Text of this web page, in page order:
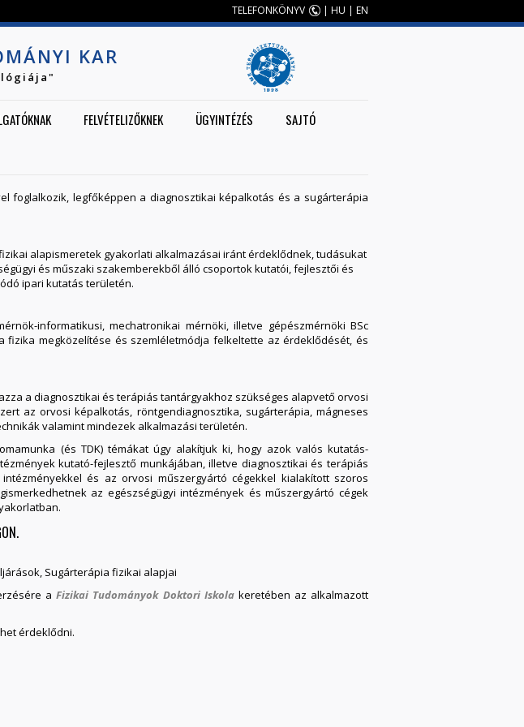
TELEFONKÖNYV | HU | EN
KAR
FELVÉTELIZŐKNEK ÜGYINTÉZÉS SAJTÓ
foglalkozik, legfőképpen a diagnosztikai képalkotás és a sugárterápia
alapismeretek gyakorlati alkalmazásai iránt érdeklődnek, tudásukat
és műszaki szakemberekből álló csoportok kutatói, fejlesztői és
ipari kutatás területén.
informatikusi, mechatronikai mérnöki, illetve gépészmérnöki BSc
megközelítése és szemléletmódja felkeltette az érdeklődését, és
a diagnosztikai és terápiás tantárgyakhoz szükséges alapvető orvosi
az orvosi képalkotás, röntgendiagnosztika, sugárterápia, mágneses
valamint mindezek alkalmazási területén.
(és TDK) témákat úgy alakítjuk ki, hogy azok valós kutatás-
kutató-fejlesztő munkájában, illetve diagnosztikai és terápiás
és az orvosi műszergyártó cégekkel kialakított szoros
az egészségügyi intézmények és műszergyártó cégek
Sugárterápia fizikai alapjai
aFizikai Tudományok Doktori Iskolakeretében az alkalmazott
érdeklődni.